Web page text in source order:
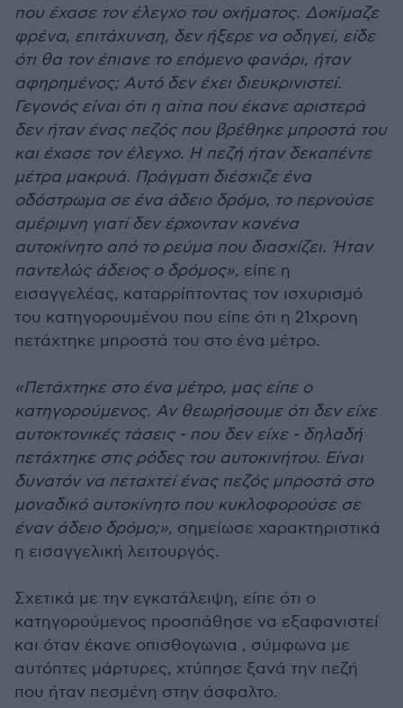
που έχασε τον έλεγχο του οχήματος. Δοκίμαζε
φρένα, επιτάχυνση, δεν ήξερε να οδηγεί, είδε
ότι θα τον έπιανε το επόμενο φανάρι, ήταν
αφηρημένος; Αυτό δεν έχει διευκρινιστεί.
Γεγονός είναι ότι η αίτια που έκανε αριστερά
δεν ήταν ένας πεζός που βρέθηκε μπροστά του
και έχασε τον έλεγχο. Η πεζή ήταν δεκαπέντε
μέτρα μακρυά. Πράγματι διέσχιζε ένα
οδόστρωμα σε ένα άδειο δρόμο, το περνούσε
αμέριμνη γιατί δεν έρχονταν κανένα
αυτοκίνητο από το ρεύμα που διασχίζει. Ήταν
παντελώς άδειος ο δρόμος», είπε η
εισαγγελέας, καταρρίπτοντας τον ισχυρισμό
του κατηγορουμένου που είπε ότι η 21χρονη
πετάχτηκε μπροστά του στο ένα μέτρο.
«Πετάχτηκε στο ένα μέτρο, μας είπε ο
κατηγορούμενος. Αν θεωρήσουμε ότι δεν είχε
αυτοκτονικές τάσεις - που δεν είχε - δηλαδή
πετάχτηκε στις ρόδες του αυτοκινήτου. Είναι
δυνατόν να πεταχτεί ένας πεζός μπροστά στο
μοναδικό αυτοκίνητο που κυκλοφορούσε σε
έναν άδειο δρόμο;», σημείωσε χαρακτηριστικά
η εισαγγελική λειτουργός.
Σχετικά με την εγκατάλειψη, είπε ότι ο
κατηγορούμενος προσπάθησε να εξαφανιστεί
και όταν έκανε οπισθογωνια , σύμφωνα με
αυτόπτες μάρτυρες, χτύπησε ξανά την πεζή
που ήταν πεσμένη στην άσφαλτο.